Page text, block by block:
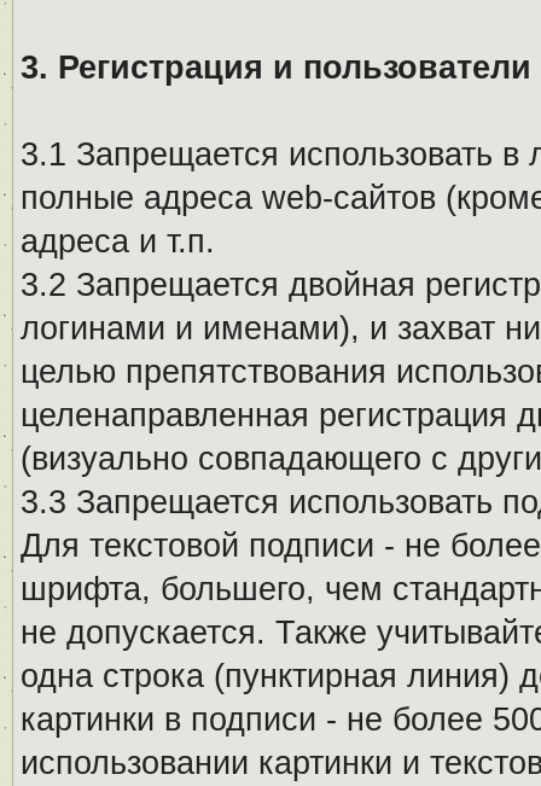
3. Регистрация и пользователи
3.1 Запрещается использовать
полные адреса web-сайтов
адреса и т.п.
3.2 Запрещается двойная
логинами и именами), и захват
целью препятствования
целенаправленная регистрация
(визуально совпадающего с
3.3 Запрещается использовать
Для текстовой подписи - не
шрифта, большего, чем
не допускается. Также
одна строка (пунктирная линия)
картинки в подписи - не более
использовании картинки и